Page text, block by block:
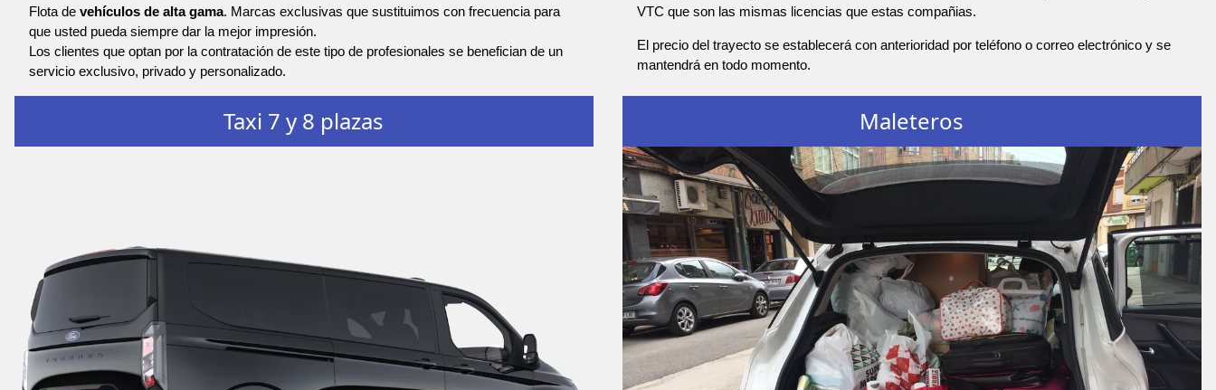
Flota de vehículos de alta gama. Marcas exclusivas que sustituimos con frecuencia para
que usted pueda siempre dar la mejor impresión.
Los clientes que optan por la contratación de este tipo de profesionales se benefician de un
servicio exclusivo, privado y personalizado.
VTC que son las mismas licencias que estas compañias.
El precio del trayecto se establecerá con anterioridad por teléfono o correo electrónico y se
mantendrá en todo momento.
Taxi 7 y 8 plazas Maleteros